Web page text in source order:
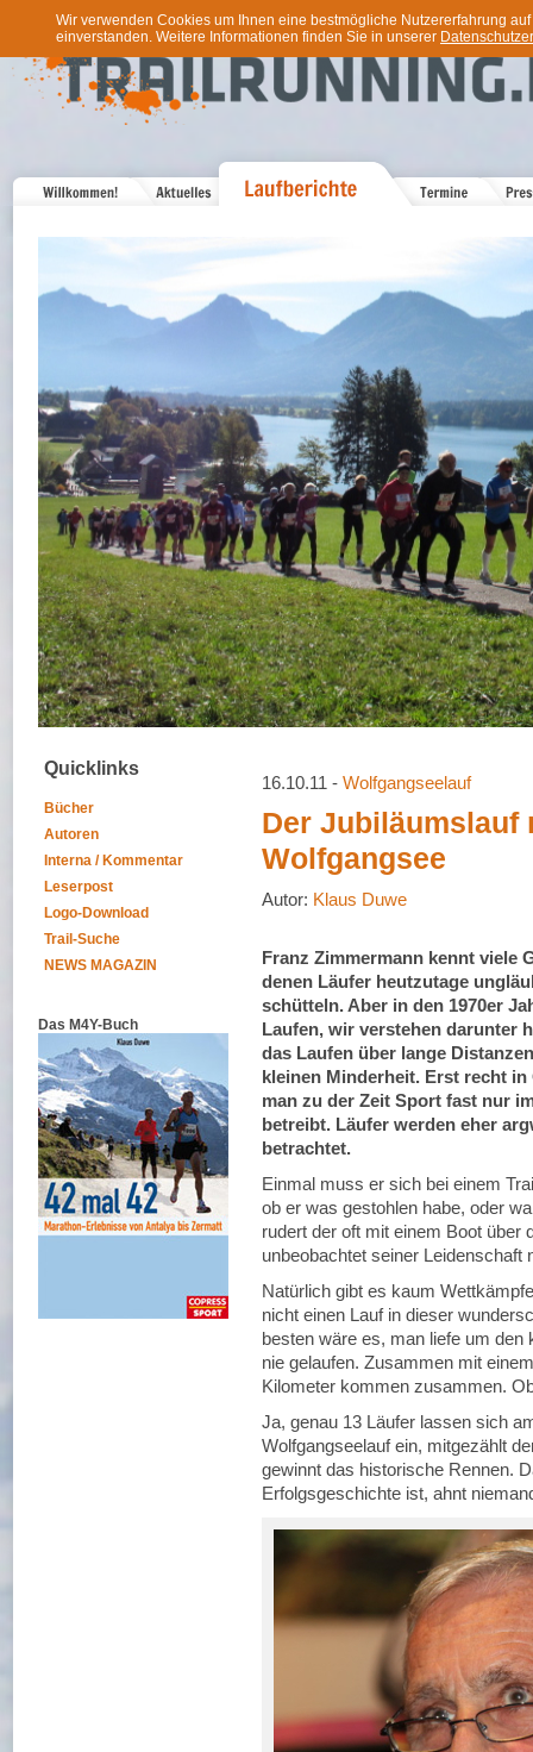
Wir verwenden Cookies um Ihnen eine bestmögliche Nutzererfahrung
einverstanden. Weitere Informationen finden Sie in unserer
Quicklinks
Bücher
Autoren
Interna / Kommentar
Leserpost
Logo-Download
Trail-Suche
NEWS MAGAZIN
Das M4Y-Buch
16.10.11 - Wolfgangseelauf
Der Jubiläumslauf
Wolfgangsee
Autor: Klaus Duwe
Franz Zimmermann kennt viele
denen Läufer heutzutage
schütteln. Aber in den 1970er
Laufen, wir verstehen darunter
das Laufen über lange
kleinen Minderheit. Erst recht
man zu der Zeit Sport fast nur
betreibt. Läufer werden eher
betrachtet.
Einmal muss er sich bei einem
ob er was gestohlen habe, oder
rudert der oft mit einem Boot über
unbeobachtet seiner Leidenschaft
Natürlich gibt es kaum
nicht einen Lauf in dieser
besten wäre es, man liefe um
nie gelaufen. Zusammen mit
Kilometer kommen zusammen.
Ja, genau 13 Läufer lassen sich
Wolfgangseelauf ein, mitgezählt
gewinnt das historische Rennen.
Erfolgsgeschichte ist, ahnt